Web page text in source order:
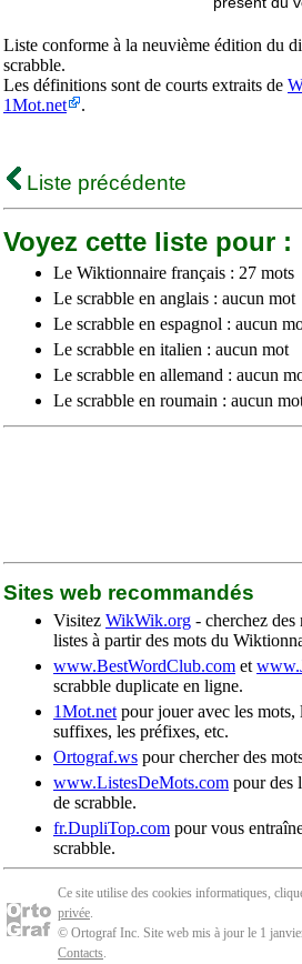
Liste conforme à la neuvième édition du
scrabble.
Les définitions sont de courts extraits de
1Mot.net
.
Liste précédente
Voyez cette liste pour :
Le Wiktionnaire français : 27 mots
Le scrabble en anglais : aucun mot
Le scrabble en espagnol : aucun
Le scrabble en italien : aucun mot
Le scrabble en allemand : aucun
Le scrabble en roumain : aucun
Sites web recommandés
Visitez WikWik.org - cherchez des
listes à partir des mots du
www.BestWordClub.com et
scrabble duplicate en ligne.
1Mot.net pour jouer avec les mots,
suffixes, les préfixes, etc.
Ortograf.ws pour chercher des
www.ListesDeMots.com pour des
de scrabble.
fr.DupliTop.com pour vous
scrabble.
Ce site utilise des cookies informatiques,
privée.
© Ortograf Inc. Site web mis à jour le 1
Contacts.